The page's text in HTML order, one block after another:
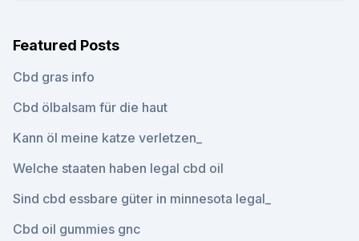
Featured Posts
Cbd gras info
Cbd ölbalsam für die haut
Kann öl meine katze verletzen_
Welche staaten haben legal cbd oil
Sind cbd essbare güter in minnesota legal_
Cbd oil gummies gnc